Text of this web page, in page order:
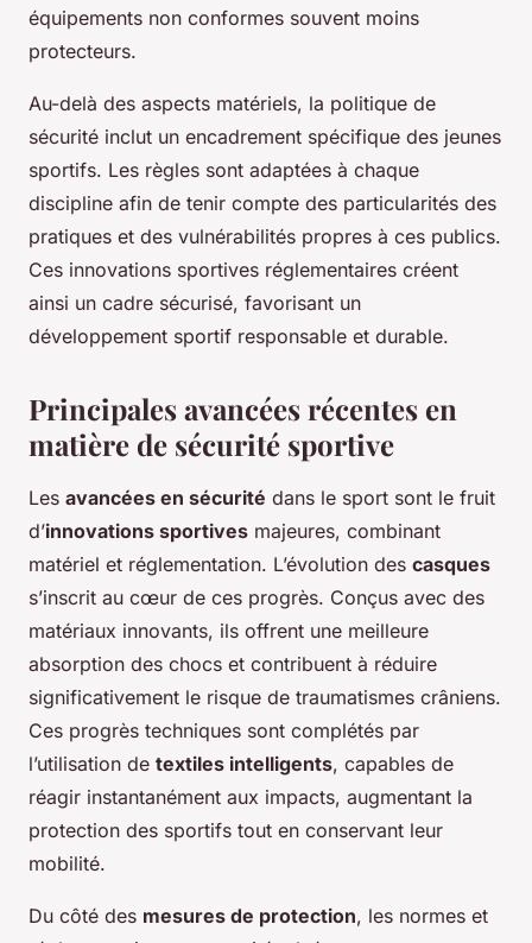
équipements non conformes souvent moins
protecteurs.
Au-delà des aspects matériels, la politique de
sécurité inclut un encadrement spécifique des jeunes
sportifs. Les règles sont adaptées à chaque
discipline afin de tenir compte des particularités des
pratiques et des vulnérabilités propres à ces publics.
Ces innovations sportives réglementaires créent
ainsi un cadre sécurisé, favorisant un
développement sportif responsable et durable.
Principales avancées récentes en
matière de sécurité sportive
Les avancées en sécurité dans le sport sont le fruit
d’innovations sportives majeures, combinant
matériel et réglementation. L’évolution des casques
s’inscrit au cœur de ces progrès. Conçus avec des
matériaux innovants, ils offrent une meilleure
absorption des chocs et contribuent à réduire
significativement le risque de traumatismes crâniens.
Ces progrès techniques sont complétés par
l’utilisation de textiles intelligents, capables de
réagir instantanément aux impacts, augmentant la
protection des sportifs tout en conservant leur
mobilité.
Du côté des mesures de protection, les normes et